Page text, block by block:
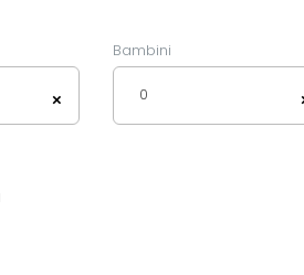
×
Bambini
0